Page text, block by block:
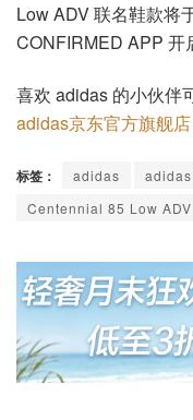
Low ADV 联名鞋款将
CONFIRMED APP 开
喜欢 adidas 的小伙伴
adidas京东官方旗舰店
标签： adidas
Centennial 85 Low ADV